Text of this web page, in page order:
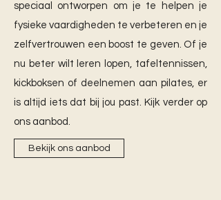
speciaal ontworpen om je te helpen je
fysieke vaardigheden te verbeteren en je
zelfvertrouwen een boost te geven. Of je
nu beter wilt leren lopen, tafeltennissen,
kickboksen of deelnemen aan pilates, er
is altijd iets dat bij jou past. Kijk verder op
ons aanbod.
Bekijk ons aanbod